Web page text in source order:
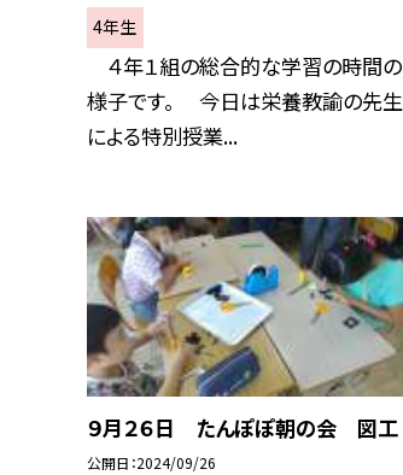
4年生
４年１組の総合的な学習の時間の
様子です。 今日は栄養教諭の先生
による特別授業...
９月２６日 たんぽぽ朝の会 図工
公開日 2024/09/26